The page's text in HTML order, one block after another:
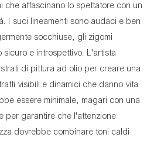
che affascinano lo spettatore con un
I suoi lineamenti sono audaci e ben
socchiuse, gli zigomi
sicuro e introspettivo. L'artista
di pittura ad olio per creare una
visibili e dinamici che danno vita
essere minimale, magari con una
per garantire che l'attenzione
dovrebbe combinare toni caldi